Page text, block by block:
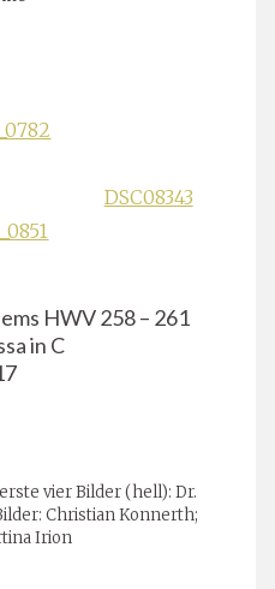
DSC08343
HWV 258 – 261
in C
vier Bilder (hell): Dr.
Christian Konnerth;
Irion